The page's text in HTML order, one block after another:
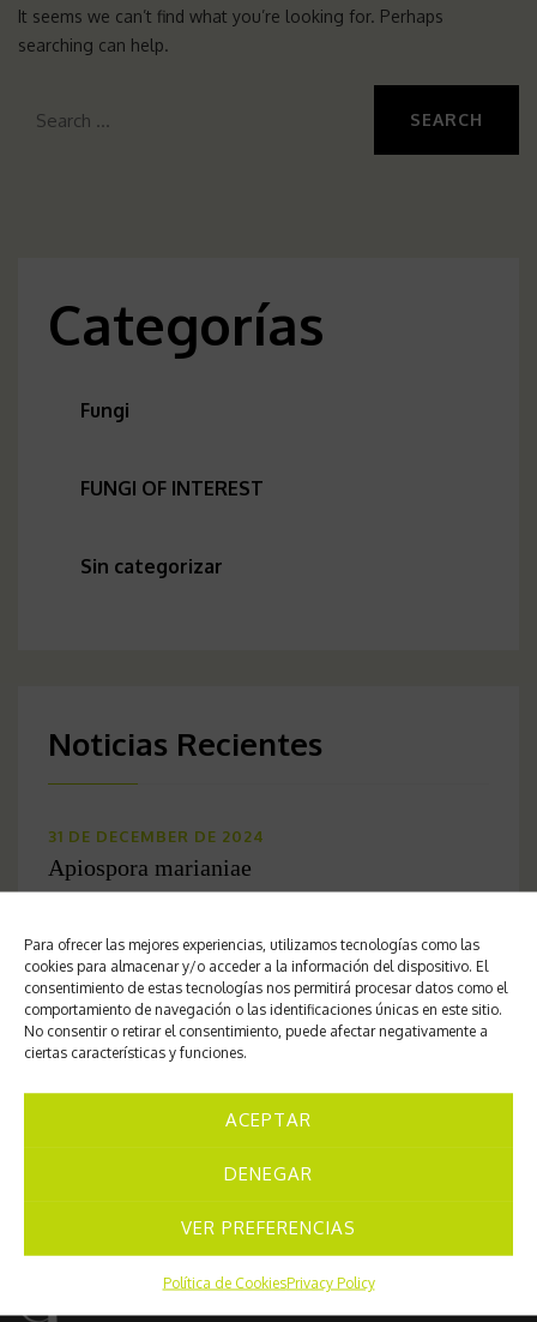
Para ofrecer las mejores experiencias, utilizamos tecnologías como las
cookies para almacenar y/o acceder a la información del dispositivo. El
consentimiento de estas tecnologías nos permitirá procesar datos como el
comportamiento de navegación o las identificaciones únicas en este sitio.
No consentir o retirar el consentimiento, puede afectar negativamente a
ciertas características y funciones.
ACEPTAR
DENEGAR
VER PREFERENCIAS
Política de CookiesPrivacy Policy
It seems we can’t find what you’re looking for. Perhaps
searching can help.
for:
Categorías
Fungi
FUNGI OF INTEREST
Sin categorizar
Noticias Recientes
31 DE DECEMBER DE 2024
Apiospora marianiae
Apiospora balearica
23 DE DECEMBER DE 2024
Arthrinium luzulae